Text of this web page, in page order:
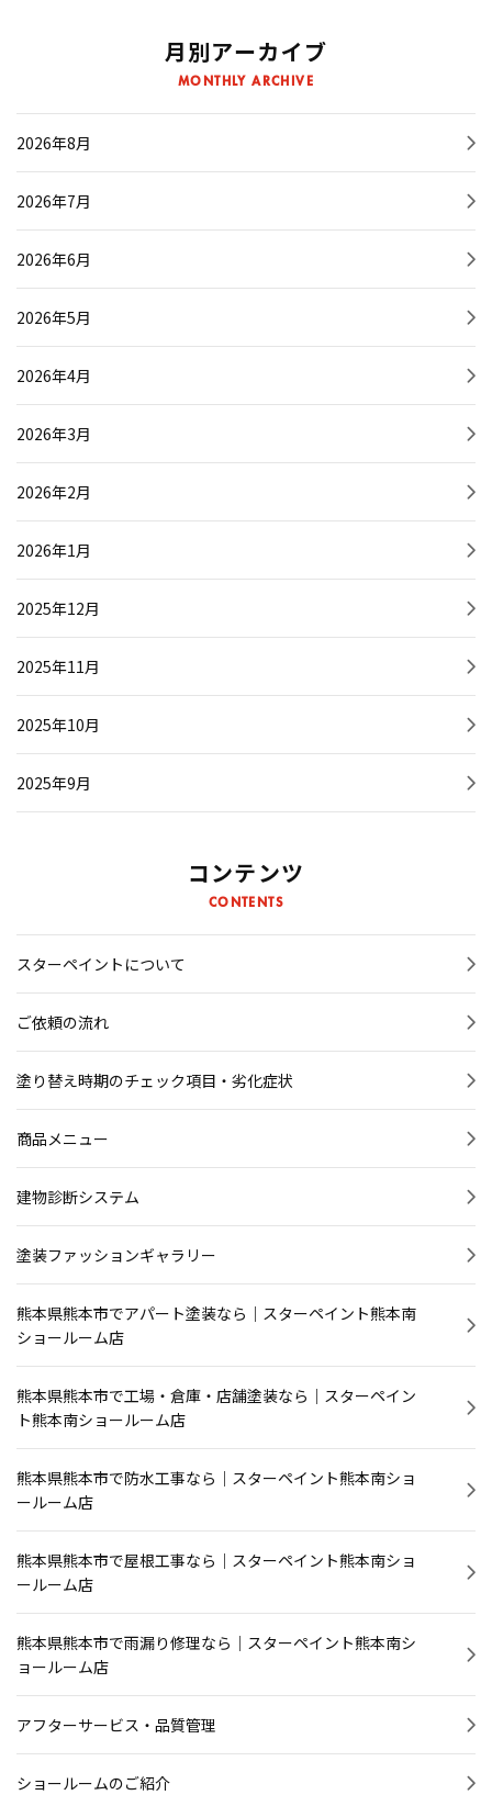
月別アーカイブ
MONTHLY ARCHIVE
2026年8月
2026年7月
2026年6月
2026年5月
2026年4月
2026年3月
2026年2月
2026年1月
2025年12月
2025年11月
2025年10月
2025年9月
コンテンツ
CONTENTS
スターペイントについて
ご依頼の流れ
塗り替え時期のチェック項目・劣化症状
商品メニュー
建物診断システム
塗装ファッションギャラリー
熊本県熊本市でアパート塗装なら｜スターペイント熊本南
ショールーム店
熊本県熊本市で工場・倉庫・店舗塗装なら｜スターペイン
ト熊本南ショールーム店
熊本県熊本市で防水工事なら｜スターペイント熊本南ショ
ールーム店
熊本県熊本市で屋根工事なら｜スターペイント熊本南ショ
ールーム店
熊本県熊本市で雨漏り修理なら｜スターペイント熊本南シ
ョールーム店
アフターサービス・品質管理
ショールームのご紹介